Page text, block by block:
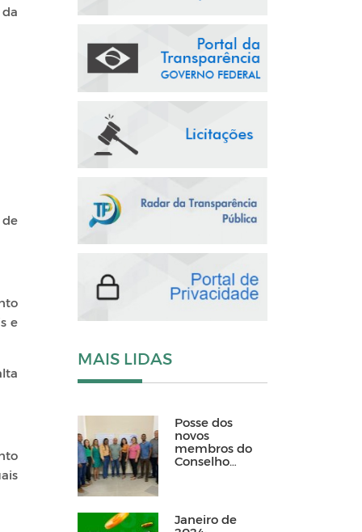
e
MAIS LIDAS
Posse dos
novos
membros do
Conselho
Janeiro de